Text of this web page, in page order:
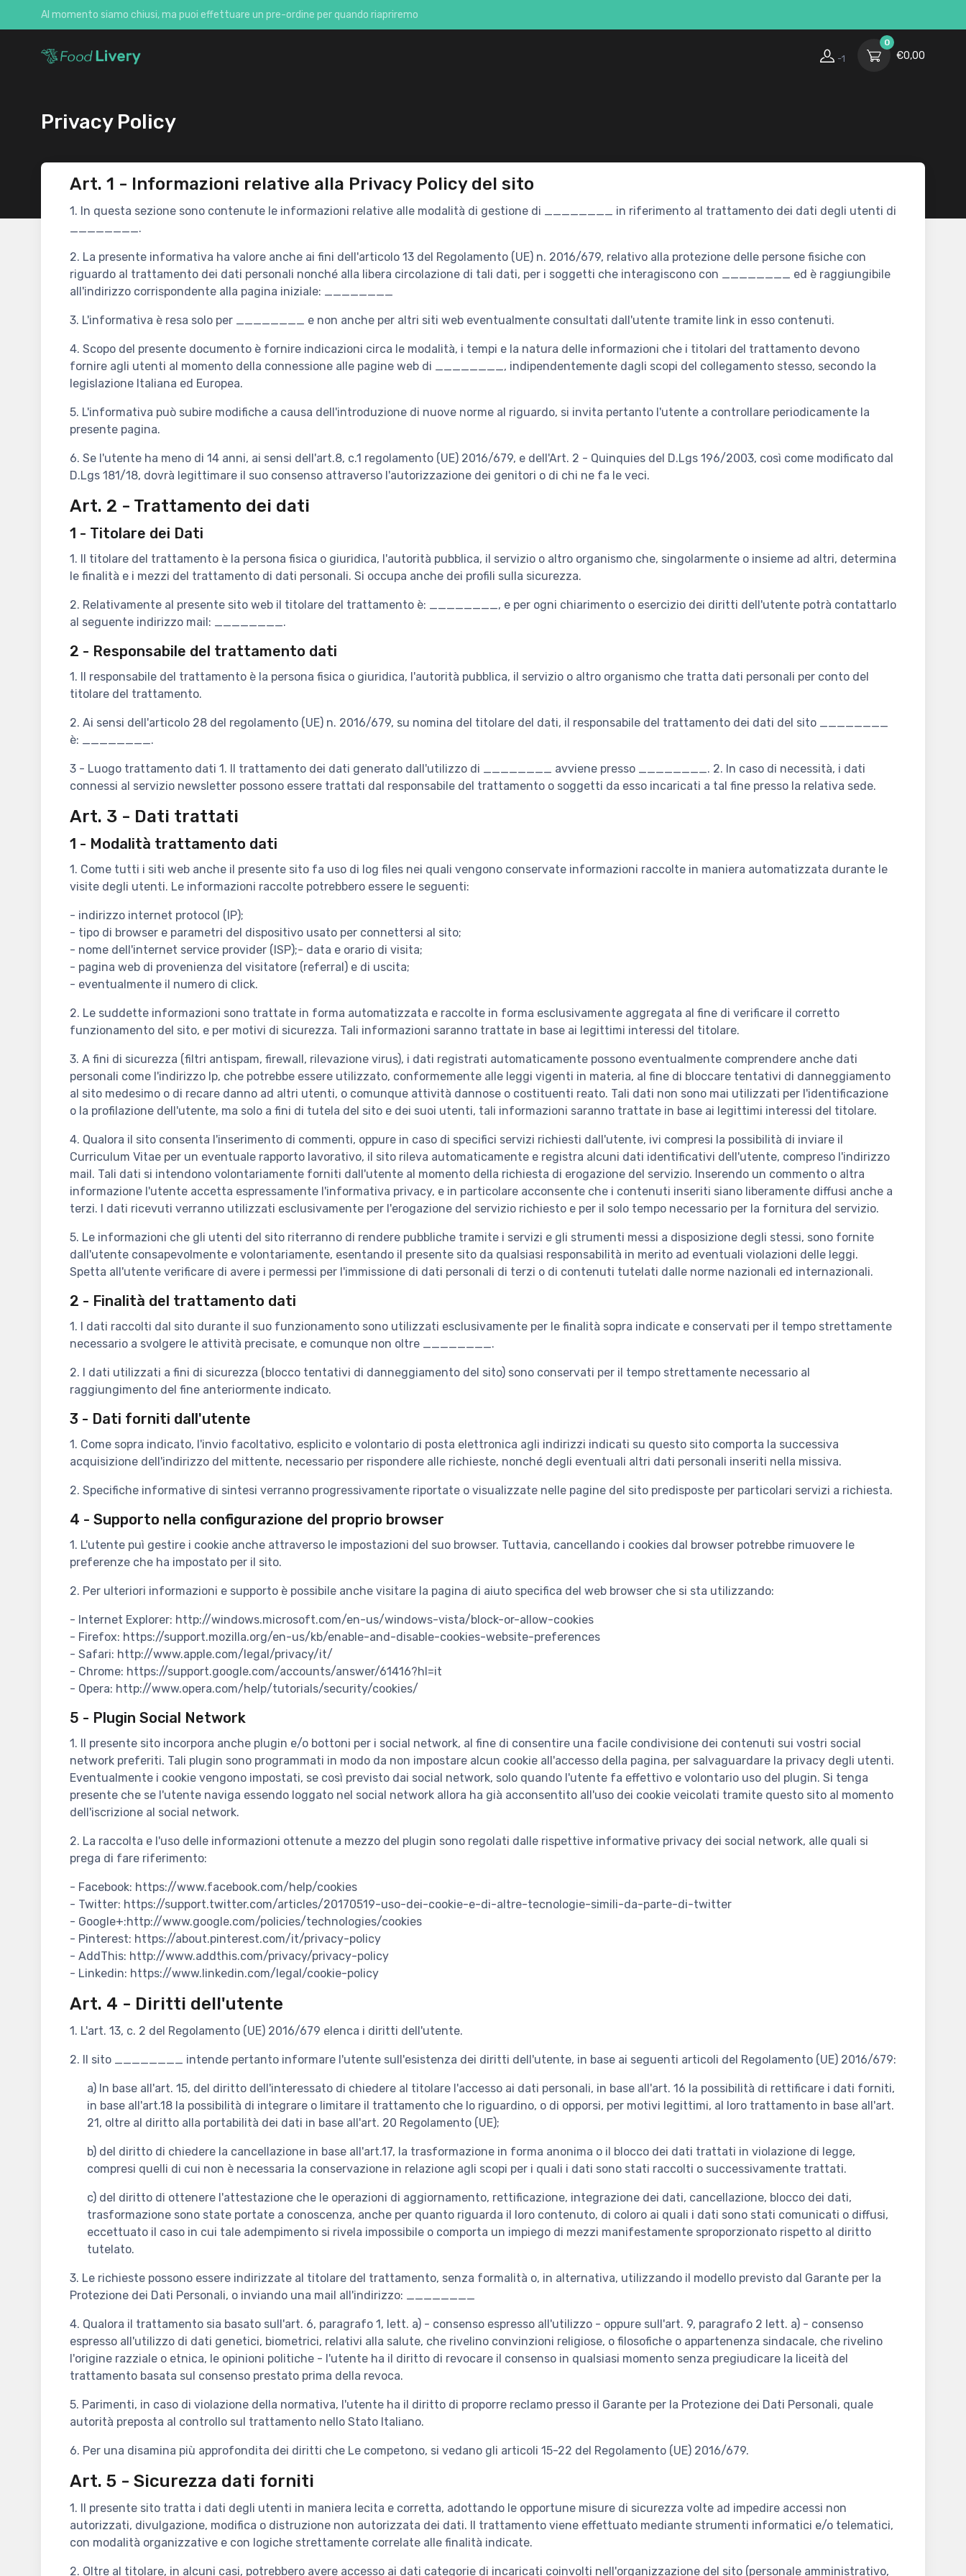
Al momento siamo chiusi, ma puoi effettuare un pre-ordine per quando riapriremo
-1
0
€0,00
Privacy Policy
Art. 1 - Informazioni relative alla Privacy Policy del sito
1. In questa sezione sono contenute le informazioni relative alle modalità di gestione di ________ in riferimento al trattamento dei dati degli utenti di
________.
2. La presente informativa ha valore anche ai fini dell'articolo 13 del Regolamento (UE) n. 2016/679, relativo alla protezione delle persone fisiche con
riguardo al trattamento dei dati personali nonché alla libera circolazione di tali dati, per i soggetti che interagiscono con ________ ed è raggiungibile
all'indirizzo corrispondente alla pagina iniziale: ________
3. L'informativa è resa solo per ________ e non anche per altri siti web eventualmente consultati dall'utente tramite link in esso contenuti.
4. Scopo del presente documento è fornire indicazioni circa le modalità, i tempi e la natura delle informazioni che i titolari del trattamento devono
fornire agli utenti al momento della connessione alle pagine web di ________, indipendentemente dagli scopi del collegamento stesso, secondo la
legislazione Italiana ed Europea.
5. L'informativa può subire modifiche a causa dell'introduzione di nuove norme al riguardo, si invita pertanto l'utente a controllare periodicamente la
presente pagina.
6. Se l'utente ha meno di 14 anni, ai sensi dell'art.8, c.1 regolamento (UE) 2016/679, e dell'Art. 2 - Quinquies del D.Lgs 196/2003, così come modificato dal
D.Lgs 181/18, dovrà legittimare il suo consenso attraverso l'autorizzazione dei genitori o di chi ne fa le veci.
Art. 2 - Trattamento dei dati
1 - Titolare dei Dati
1. Il titolare del trattamento è la persona fisica o giuridica, l'autorità pubblica, il servizio o altro organismo che, singolarmente o insieme ad altri, determina
le finalità e i mezzi del trattamento di dati personali. Si occupa anche dei profili sulla sicurezza.
2. Relativamente al presente sito web il titolare del trattamento è: ________, e per ogni chiarimento o esercizio dei diritti dell'utente potrà contattarlo
al seguente indirizzo mail: ________.
2 - Responsabile del trattamento dati
1. Il responsabile del trattamento è la persona fisica o giuridica, l'autorità pubblica, il servizio o altro organismo che tratta dati personali per conto del
titolare del trattamento.
2. Ai sensi dell'articolo 28 del regolamento (UE) n. 2016/679, su nomina del titolare del dati, il responsabile del trattamento dei dati del sito ________
è: ________.
3 - Luogo trattamento dati 1. Il trattamento dei dati generato dall'utilizzo di ________ avviene presso ________. 2. In caso di necessità, i dati
connessi al servizio newsletter possono essere trattati dal responsabile del trattamento o soggetti da esso incaricati a tal fine presso la relativa sede.
Art. 3 - Dati trattati
1 - Modalità trattamento dati
1. Come tutti i siti web anche il presente sito fa uso di log files nei quali vengono conservate informazioni raccolte in maniera automatizzata durante le
visite degli utenti. Le informazioni raccolte potrebbero essere le seguenti:
- indirizzo internet protocol (IP);
- tipo di browser e parametri del dispositivo usato per connettersi al sito;
- nome dell'internet service provider (ISP);- data e orario di visita;
- pagina web di provenienza del visitatore (referral) e di uscita;
- eventualmente il numero di click.
2. Le suddette informazioni sono trattate in forma automatizzata e raccolte in forma esclusivamente aggregata al fine di verificare il corretto
funzionamento del sito, e per motivi di sicurezza. Tali informazioni saranno trattate in base ai legittimi interessi del titolare.
3. A fini di sicurezza (filtri antispam, firewall, rilevazione virus), i dati registrati automaticamente possono eventualmente comprendere anche dati
personali come l'indirizzo Ip, che potrebbe essere utilizzato, conformemente alle leggi vigenti in materia, al fine di bloccare tentativi di danneggiamento
al sito medesimo o di recare danno ad altri utenti, o comunque attività dannose o costituenti reato. Tali dati non sono mai utilizzati per l'identificazione
o la profilazione dell'utente, ma solo a fini di tutela del sito e dei suoi utenti, tali informazioni saranno trattate in base ai legittimi interessi del titolare.
4. Qualora il sito consenta l'inserimento di commenti, oppure in caso di specifici servizi richiesti dall'utente, ivi compresi la possibilità di inviare il
Curriculum Vitae per un eventuale rapporto lavorativo, il sito rileva automaticamente e registra alcuni dati identificativi dell'utente, compreso l'indirizzo
mail. Tali dati si intendono volontariamente forniti dall'utente al momento della richiesta di erogazione del servizio. Inserendo un commento o altra
informazione l'utente accetta espressamente l'informativa privacy, e in particolare acconsente che i contenuti inseriti siano liberamente diffusi anche a
terzi. I dati ricevuti verranno utilizzati esclusivamente per l'erogazione del servizio richiesto e per il solo tempo necessario per la fornitura del servizio.
5. Le informazioni che gli utenti del sito riterranno di rendere pubbliche tramite i servizi e gli strumenti messi a disposizione degli stessi, sono fornite
dall'utente consapevolmente e volontariamente, esentando il presente sito da qualsiasi responsabilità in merito ad eventuali violazioni delle leggi.
Spetta all'utente verificare di avere i permessi per l'immissione di dati personali di terzi o di contenuti tutelati dalle norme nazionali ed internazionali.
2 - Finalità del trattamento dati
1. I dati raccolti dal sito durante il suo funzionamento sono utilizzati esclusivamente per le finalità sopra indicate e conservati per il tempo strettamente
necessario a svolgere le attività precisate, e comunque non oltre ________.
2. I dati utilizzati a fini di sicurezza (blocco tentativi di danneggiamento del sito) sono conservati per il tempo strettamente necessario al
raggiungimento del fine anteriormente indicato.
3 - Dati forniti dall'utente
1. Come sopra indicato, l'invio facoltativo, esplicito e volontario di posta elettronica agli indirizzi indicati su questo sito comporta la successiva
acquisizione dell'indirizzo del mittente, necessario per rispondere alle richieste, nonché degli eventuali altri dati personali inseriti nella missiva.
2. Specifiche informative di sintesi verranno progressivamente riportate o visualizzate nelle pagine del sito predisposte per particolari servizi a richiesta.
4 - Supporto nella configurazione del proprio browser
1. L'utente puì gestire i cookie anche attraverso le impostazioni del suo browser. Tuttavia, cancellando i cookies dal browser potrebbe rimuovere le
preferenze che ha impostato per il sito.
2. Per ulteriori informazioni e supporto è possibile anche visitare la pagina di aiuto specifica del web browser che si sta utilizzando:
- Internet Explorer: http://windows.microsoft.com/en-us/windows-vista/block-or-allow-cookies
- Firefox: https://support.mozilla.org/en-us/kb/enable-and-disable-cookies-website-preferences
- Safari: http://www.apple.com/legal/privacy/it/
- Chrome: https://support.google.com/accounts/answer/61416?hl=it
- Opera: http://www.opera.com/help/tutorials/security/cookies/
5 - Plugin Social Network
1. Il presente sito incorpora anche plugin e/o bottoni per i social network, al fine di consentire una facile condivisione dei contenuti sui vostri social
network preferiti. Tali plugin sono programmati in modo da non impostare alcun cookie all'accesso della pagina, per salvaguardare la privacy degli utenti.
Eventualmente i cookie vengono impostati, se così previsto dai social network, solo quando l'utente fa effettivo e volontario uso del plugin. Si tenga
presente che se l'utente naviga essendo loggato nel social network allora ha già acconsentito all'uso dei cookie veicolati tramite questo sito al momento
dell'iscrizione al social network.
2. La raccolta e l'uso delle informazioni ottenute a mezzo del plugin sono regolati dalle rispettive informative privacy dei social network, alle quali si
prega di fare riferimento:
- Facebook: https://www.facebook.com/help/cookies
- Twitter: https://support.twitter.com/articles/20170519-uso-dei-cookie-e-di-altre-tecnologie-simili-da-parte-di-twitter
- Google+:http://www.google.com/policies/technologies/cookies
- Pinterest: https://about.pinterest.com/it/privacy-policy
- AddThis: http://www.addthis.com/privacy/privacy-policy
- Linkedin: https://www.linkedin.com/legal/cookie-policy
Art. 4 - Diritti dell'utente
1. L'art. 13, c. 2 del Regolamento (UE) 2016/679 elenca i diritti dell'utente.
2. Il sito ________ intende pertanto informare l'utente sull'esistenza dei diritti dell'utente, in base ai seguenti articoli del Regolamento (UE) 2016/679:
a) In base all'art. 15, del diritto dell'interessato di chiedere al titolare l'accesso ai dati personali, in base all'art. 16 la possibilità di rettificare i dati forniti,
in base all'art.18 la possibilità di integrare o limitare il trattamento che lo riguardino, o di opporsi, per motivi legittimi, al loro trattamento in base all'art.
21, oltre al diritto alla portabilità dei dati in base all'art. 20 Regolamento (UE);
b) del diritto di chiedere la cancellazione in base all'art.17, la trasformazione in forma anonima o il blocco dei dati trattati in violazione di legge,
compresi quelli di cui non è necessaria la conservazione in relazione agli scopi per i quali i dati sono stati raccolti o successivamente trattati.
c) del diritto di ottenere l'attestazione che le operazioni di aggiornamento, rettificazione, integrazione dei dati, cancellazione, blocco dei dati,
trasformazione sono state portate a conoscenza, anche per quanto riguarda il loro contenuto, di coloro ai quali i dati sono stati comunicati o diffusi,
eccettuato il caso in cui tale adempimento si rivela impossibile o comporta un impiego di mezzi manifestamente sproporzionato rispetto al diritto
tutelato.
3. Le richieste possono essere indirizzate al titolare del trattamento, senza formalità o, in alternativa, utilizzando il modello previsto dal Garante per la
Protezione dei Dati Personali, o inviando una mail all'indirizzo: ________
4. Qualora il trattamento sia basato sull'art. 6, paragrafo 1, lett. a) - consenso espresso all'utilizzo - oppure sull'art. 9, paragrafo 2 lett. a) - consenso
espresso all'utilizzo di dati genetici, biometrici, relativi alla salute, che rivelino convinzioni religiose, o filosofiche o appartenenza sindacale, che rivelino
l'origine razziale o etnica, le opinioni politiche - l'utente ha il diritto di revocare il consenso in qualsiasi momento senza pregiudicare la liceità del
trattamento basata sul consenso prestato prima della revoca.
5. Parimenti, in caso di violazione della normativa, l'utente ha il diritto di proporre reclamo presso il Garante per la Protezione dei Dati Personali, quale
autorità preposta al controllo sul trattamento nello Stato Italiano.
6. Per una disamina più approfondita dei diritti che Le competono, si vedano gli articoli 15-22 del Regolamento (UE) 2016/679.
Art. 5 - Sicurezza dati forniti
1. Il presente sito tratta i dati degli utenti in maniera lecita e corretta, adottando le opportune misure di sicurezza volte ad impedire accessi non
autorizzati, divulgazione, modifica o distruzione non autorizzata dei dati. Il trattamento viene effettuato mediante strumenti informatici e/o telematici,
con modalità organizzative e con logiche strettamente correlate alle finalità indicate.
2. Oltre al titolare, in alcuni casi, potrebbero avere accesso ai dati categorie di incaricati coinvolti nell'organizzazione del sito (personale amministrativo,